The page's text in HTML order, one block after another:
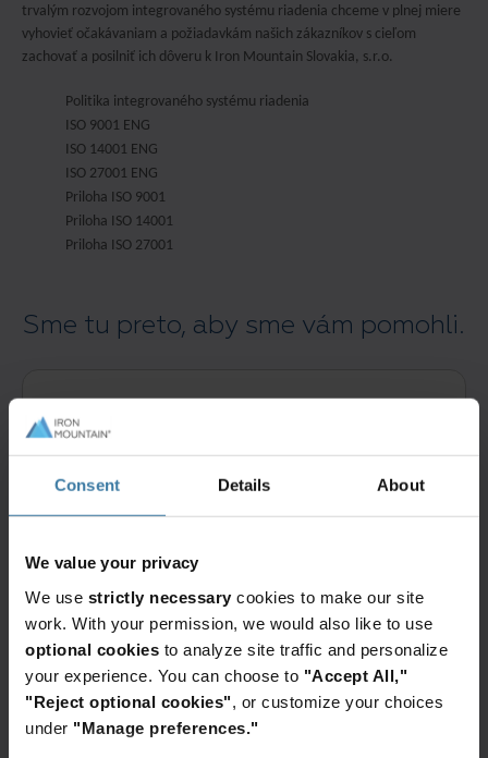
Consent Details About
We value your privacy
We use strictly necessary cookies to make our site
work. With your permission, we would also like to use
optional cookies to analyze site traffic and personalize
your experience. You can choose to "Accept All,"
"Reject optional cookies" , or customize your choices
under "Manage preferences."
trvalým rozvojom integrovaného systému riadenia chceme v plnej miere
vyhovieť očakávaniam a požiadavkám našich zákazníkov s cieľom
zachovať a posilniť ich dôveru k Iron Mountain Slovakia, s.r.o.
Politika integrovaného systému riadenia
ISO 9001 ENG
ISO 14001 ENG
ISO 27001 ENG
Priloha ISO 9001
Priloha ISO 14001
Priloha ISO 27001
Sme tu preto, aby sme vám pomohli.
Kontaktujte nás
Vyplňte tento formulár a špecialista Iron Mountain vás
Vyžiadať ponuku